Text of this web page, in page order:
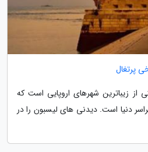
پرتغال
از زیباترین شهرهای اروپایی است که
دنیا است. دیدنی های لیسبون را در